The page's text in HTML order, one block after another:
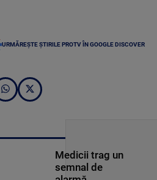
URMĂREȘTE ȘTIRILE PROTV ÎN GOOGLE DISCOVER
Medicii trag un
semnal de